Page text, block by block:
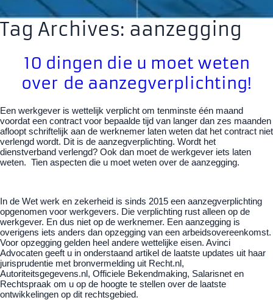
Tag Archives: aanzegging
10 dingen die u moet weten
over de aanzegverplichting!
Een werkgever is wettelijk verplicht om tenminste één maand
voordat een contract voor bepaalde tijd van langer dan zes maanden
afloopt schriftelijk aan de werknemer laten weten dat het contract niet
verlengd wordt. Dit is de aanzegverplichting. Wordt het
dienstverband verlengd? Ook dan moet de werkgever iets laten
weten. Tien aspecten die u moet weten over de aanzegging.
In de Wet werk en zekerheid is sinds 2015 een aanzegverplichting
opgenomen voor werkgevers. Die verplichting rust alleen op de
werkgever. En dus niet op de werknemer. Een aanzegging is
overigens iets anders dan opzegging van een arbeidsovereenkomst.
Voor opzegging gelden heel andere wettelijke eisen. Avinci
Advocaten geeft u in onderstaand artikel de laatste updates uit haar
jurisprudentie met bronvermelding uit Recht.nl,
Autoriteitsgegevens.nl, Officiele Bekendmaking, Salarisnet en
Rechtspraak om u op de hoogte te stellen over de laatste
ontwikkelingen op dit rechtsgebied.